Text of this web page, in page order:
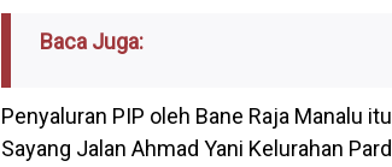
Baca Juga:
Penyaluran PIP oleh Bane Raja Manalu
Sayang Jalan Ahmad Yani Kelurahan